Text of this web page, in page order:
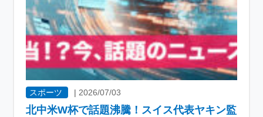
スポーツ | 2026/07/03
北中米W杯で話題沸騰！スイス代表ヤキン監